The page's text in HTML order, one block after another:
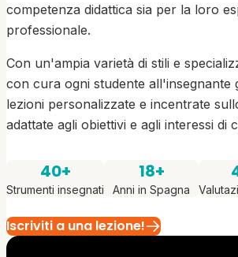
competenza didattica sia per la loro
professionale.
Con un'ampia varietà di stili e
con cura ogni studente all'insegnante
lezioni personalizzate e incentrate
adattate agli obiettivi e agli interessi di
40+
Strumenti insegnati
18+
Anni in Spagna
Iscriviti a una lezione!